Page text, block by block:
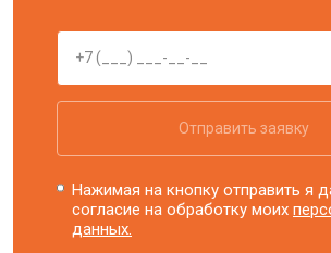
Отправить заявку
Нажимая на кнопку отправить я
согласие на обработку моих
данных.